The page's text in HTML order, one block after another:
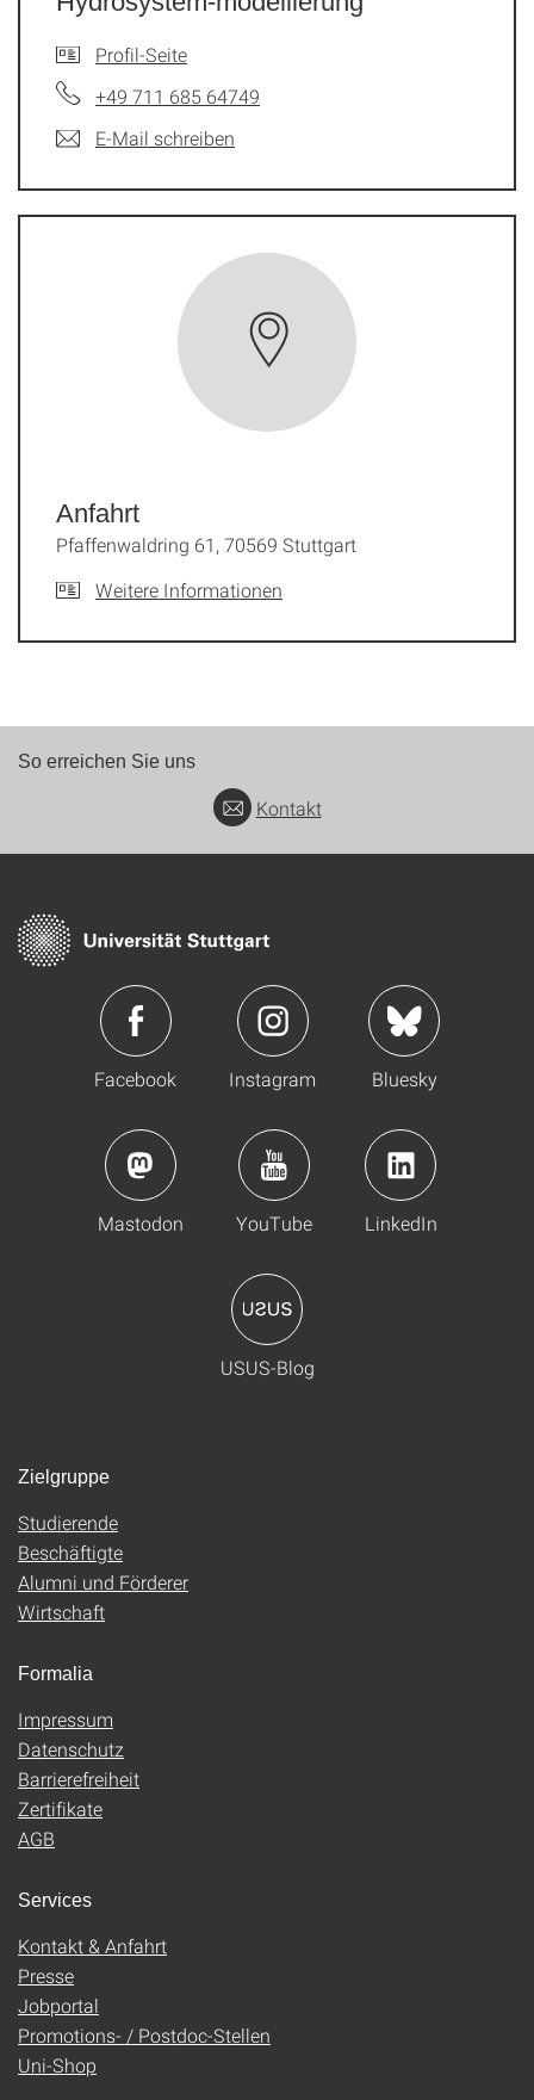
Profil-Seite
+49 711 685 64749
E-Mail schreiben
Anfahrt
Pfaffenwaldring 61, 70569 Stuttgart
Weitere Informationen
So erreichen Sie uns
Kontakt
Facebook Instagram Bluesky
Mastodon YouTube LinkedIn
USUS-Blog
Zielgruppe
Studierende
Beschäftigte
Alumni und Förderer
Wirtschaft
Formalia
Impressum
Datenschutz
Barrierefreiheit
Zertifikate
AGB
Services
Kontakt & Anfahrt
Presse
Jobportal
Promotions- / Postdoc-Stellen
Uni-Shop